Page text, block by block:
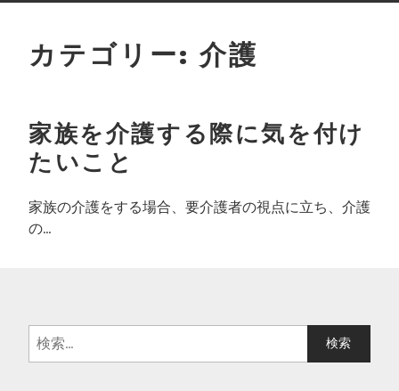
カテゴリー: 介護
家族を介護する際に気を付け
たいこと
家族の介護をする場合、要介護者の視点に立ち、介護
の…
検
索: